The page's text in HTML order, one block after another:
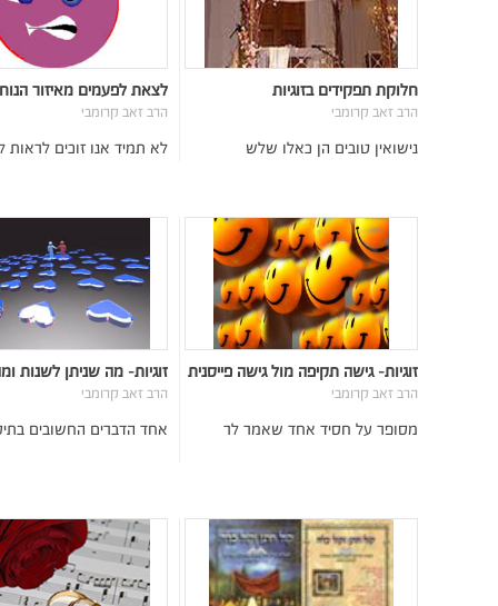
חלוקת תפקידים בזוגיות
הרב זאב קרומבי
נישואין טובים הן כאלו שלש
לצאת לפעמים מאיזור
הרב זאב קרומבי
לא תמיד אנו זוכים לראות
זוגיות- גישה תקיפה מול גישה פייסנית
הרב זאב קרומבי
מסופר על חסיד אחד שאמר לר
זוגיות- מה שניתן לשנות
הרב זאב קרומבי
אחד הדברים החשובים